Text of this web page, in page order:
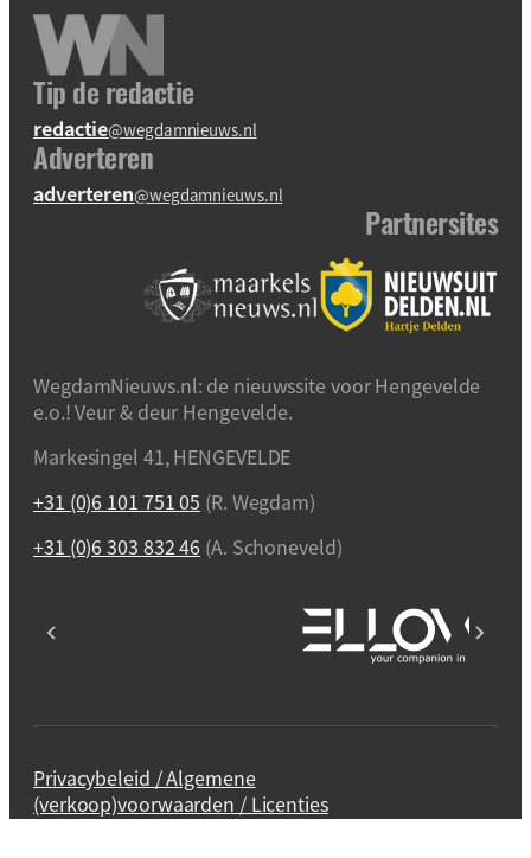
Tip de redactie
redactie@wegdamnieuws.nl
Adverteren
adverteren@wegdamnieuws.nl
Partnersites
WegdamNieuws.nl: de nieuwssite voor Hengevelde
e.o.! Veur & deur Hengevelde.
Markesingel 41, HENGEVELDE
+31 (0)6 101 751 05 (R. Wegdam)
+31 (0)6 303 832 46 (A. Schoneveld)
Privacybeleid / Algemene
(verkoop)voorwaarden / Licenties